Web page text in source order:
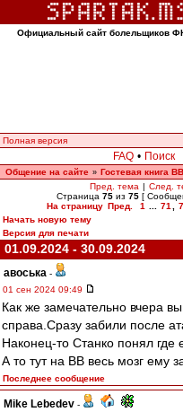
Официальный сайт болельщиков
Полная версия
FAQ • Поиск
Общение на сайте » Гостевая книга ВВ
Пред. тема | След.
Страница 75 из 75 [
На страницу Пред. 1 71
Начать новую тему
Версия для печати
01.09.2024 - 30.09.2024
авоська -
01 сен 2024 09:49
Как же замечательно вчера
справа.Сразу забили после
Наконец-то Станко понял где
А то тут на ВВ весь мозг ему
Последнее сообщение
Mike Lebedev -